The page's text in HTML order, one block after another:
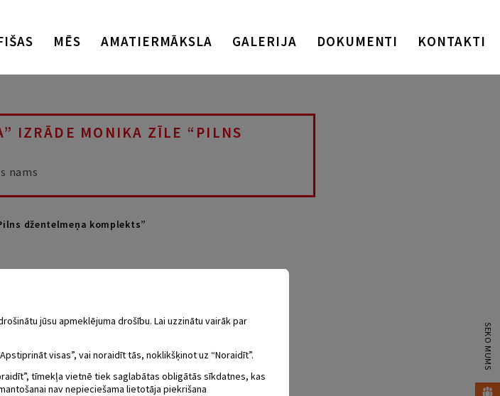
MĒS AMATIERMĀKSLA GALERIJA DOKUMENTI KONTAKTI
IZRĀDE MONIKA ZĪLE “PILNS
nams
džentelmeņa komplekts”
SEKO MUMS
jūsu apmeklējuma drošību. Lai uzzinātu vairāk par
visas”, vai noraidīt tās, noklikšķinot uz “Noraidīt”.
tīmekļa vietnē tiek saglabātas obligātās sīkdatnes, kas
nav nepieciešama lietotāja piekrišana